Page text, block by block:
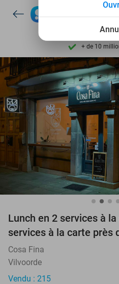
Découvrez +
Disponible 7
+ de 10
Découvrez +
Disponible 7
+ de 10
Lunch en 2 services à
services à la carte près
Cosa Fina
Vilvoorde
Vendu : 215